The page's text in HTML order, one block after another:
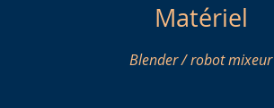
Matériel
Blender / robot mixeur